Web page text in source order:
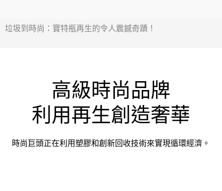
垃圾到時尚：寶特瓶再生的令人震撼奇蹟！
高級時尚品牌
利用再生創造奢華
時尚巨頭正在利用塑膠和創新回收技術來實現循環經濟。